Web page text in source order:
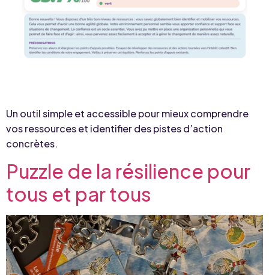
Un outil simple et accessible pour mieux comprendre
vos ressources et identifier des pistes d’action
concrètes.
Puzzle de la résilience pour
tous et par tous